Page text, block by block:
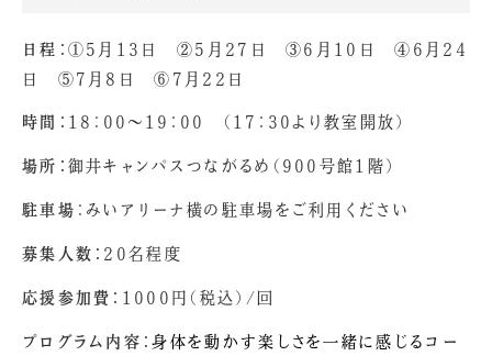
日程： ①5月13日 ②5月27日 ③6月10日 ④6月24
日 ⑤7月8日 ⑥7月22日
時間： 18：00～19：00 （17：30より教室開放）
場所： 御井キャンパスつながるめ（900号館1階）
駐車場 ：みいアリーナ横の駐車場をご利用ください
募集人数： 20名程度
応援参加費： 1000円（税込）/回
プログラム内容：身体を動かす楽しさを一緒に感じるコー